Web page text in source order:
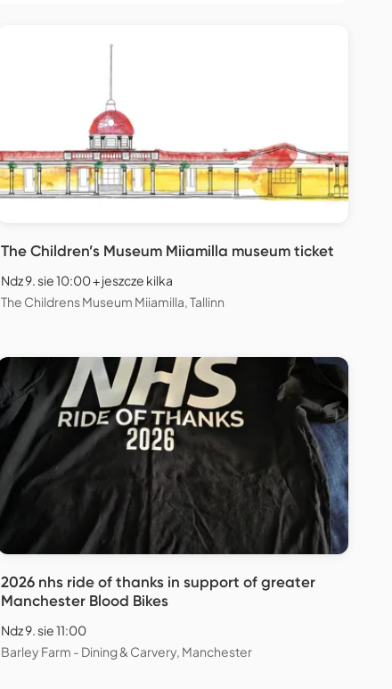
The Children’s Museum Miiamilla museum ticket
Ndz 9. sie 10:00 + jeszcze kilka
The Childrens Museum Miiamilla, Tallinn
2026 nhs ride of thanks in support of greater
Manchester Blood Bikes
Ndz 9. sie 11:00
Barley Farm - Dining & Carvery, Manchester